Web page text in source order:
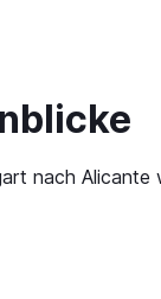
nach Alicante